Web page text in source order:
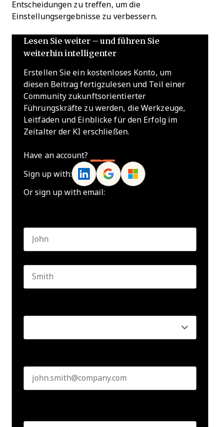
Entscheidungen zu treffen, um die
Einstellungsergebnisse zu verbessern.
Lesen Sie weiter – und führen Sie
weiterhin intelligenter
Erstellen Sie ein kostenloses Konto, um
diesen Beitrag fertigzulesen und Teil einer
Community zukunftsorientierter
Führungskräfte zu werden, die Werkzeuge,
Leitfäden und Einblicke für den Erfolg im
Zeitalter der KI erschließen.
Have an account?
Sign up with:
Or sign up with email: